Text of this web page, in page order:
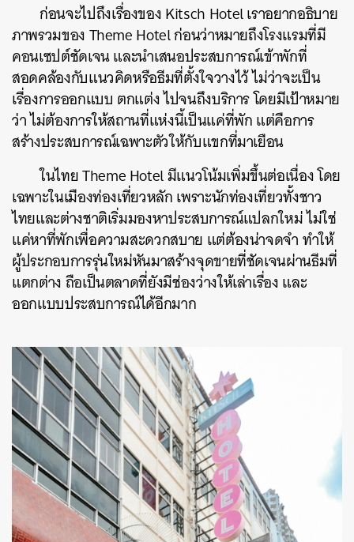
ก่อนจะไปถึงเรื่องของ Kitsch Hotel เราอยากอธิบาย
ภาพรวมของ Theme Hotel ก่อนว่าหมายถึงโรงแรมที่มี
คอนเซปต์ชัดเจน และนำเสนอประสบการณ์เข้าพักที่
สอดคล้องกับแนวคิดหรือธีมที่ตั้งใจวางไว้ ไม่ว่าจะเป็น
เรื่องการออกแบบ ตกแต่ง ไปจนถึงบริการ โดยมีเป้าหมาย
ว่า ไม่ต้องการให้สถานที่แห่งนี้เป็นแค่ที่พัก แต่คือการ
สร้างประสบการณ์เฉพาะตัวให้กับแขกที่มาเยือน
ในไทย Theme Hotel มีแนวโน้มเพิ่มขึ้นต่อเนื่อง โดย
เฉพาะในเมืองท่องเที่ยวหลัก เพราะนักท่องเที่ยวทั้งชาว
ไทยและต่างชาติเริ่มมองหาประสบการณ์แปลกใหม่ ไม่ใช่
แค่หาที่พักเพื่อความสะดวกสบาย แต่ต้องน่าจดจำ ทำให้
ผู้ประกอบการรุ่นใหม่หันมาสร้างจุดขายที่ชัดเจนผ่านธีมที่
แตกต่าง ถือเป็นตลาดที่ยังมีช่องว่างให้เล่าเรื่อง และ
ออกแบบประสบการณ์ได้อีกมาก